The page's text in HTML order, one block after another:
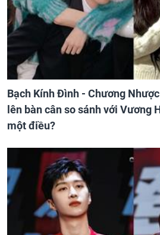
Bạch Kính Đình - Chương
lên bàn cân so sánh với Vương
một điều?